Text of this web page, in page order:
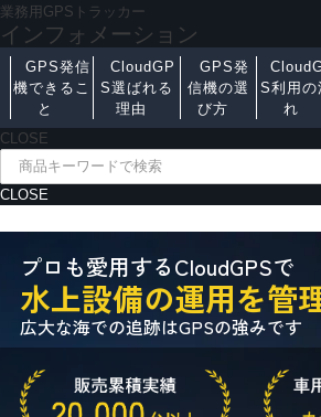
業務用GPSトラッカー
インフォメーション
GPS発信
機できるこ
と
CloudGP
S選ばれる
理由
GPS発
信機の選
び方
S利用の
れ
CLOSE
CLOSE
プロも愛用するCloudGPSで
水上設備の運用を管
広大な海での追跡はGPSの強みです